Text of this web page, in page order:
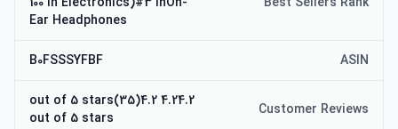
Ear Headphones
ASIN
B0FSSSYFBF
Customer Reviews
4.24.2 out of 5 stars(35)4.2
out of 5 stars